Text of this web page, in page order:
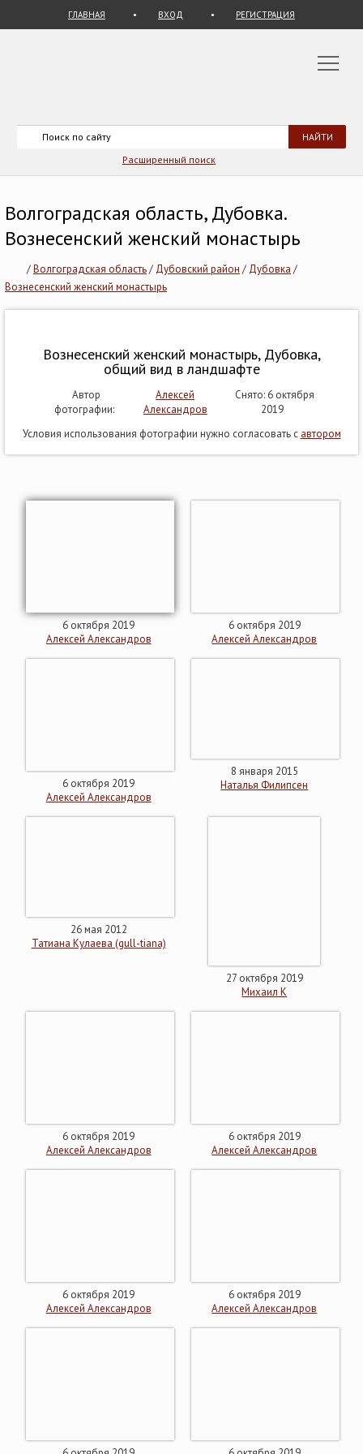
ГЛАВНАЯ ВХОД РЕГИСТРАЦИЯ
Расширенный поиск
Волгоградская область, Дубовка.
Вознесенский женский монастырь
/Волгоградская область/ Дубовский район / Дубовка /
Вознесенский женский монастырь
Вознесенский женский монастырь, Дубовка,
общий вид в ландшафте
Автор
фотографии:
Алексей
Александров
Снято: 6 октября
2019
Условия использования фотографии нужно согласовать с автором
6 октября 2019
Алексей Александров
6 октября 2019
Алексей Александров
6 октября 2019
Алексей Александров
8 января 2015
Наталья Филипсен
26 мая 2012
Татиана Кулаева (gull-tiana)
27 октября 2019
Михаил К
6 октября 2019
Алексей Александров
6 октября 2019
Алексей Александров
6 октября 2019
Алексей Александров
6 октября 2019
Алексей Александров